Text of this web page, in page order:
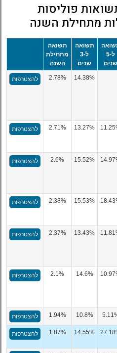
פוליסות
מתחילת השנה
ל-5
שנים
תשואה
ל-3
שנים
תשואה
מתחילת
השנה
14.38%
2.78% להצטרפות
13.27%
2.71% להצטרפות
15.52%
2.6% להצטרפות
15.53%
2.38% להצטרפות
13.43%
2.37% להצטרפות
14.6%
2.1% להצטרפות
10.8%
1.94% להצטרפות
14.55%
1.87% להצטרפות